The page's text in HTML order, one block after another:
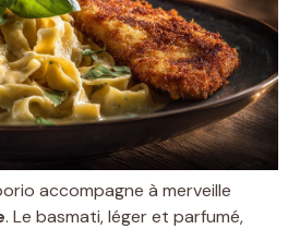
accompagne à merveille
. Le basmati, léger et parfumé,